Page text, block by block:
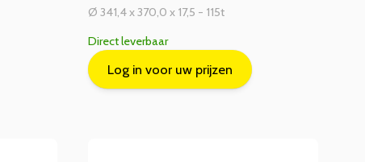
Ø 341,4 x 370,0 x 17,5 - 115t
Direct leverbaar
Log in voor uw prijzen